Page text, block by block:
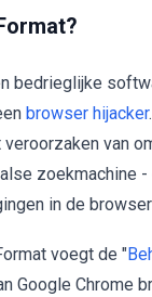
bedrieglijke
browser hijacker
van
zoekmachine
in de
voegt de "
Google Chrome